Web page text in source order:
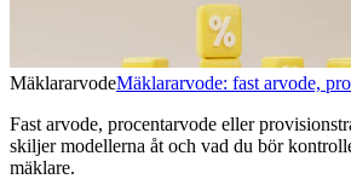
MäklararvodeMäklararvode: fast arvode,
Fast arvode, procentarvode eller
skiljer modellerna åt och vad du bör
mäklare.